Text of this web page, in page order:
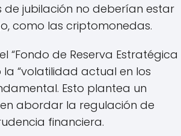
jubilación no deberían estar
como las criptomonedas.
“Fondo de Reserva Estratégica
la “volatilidad actual en los
Esto plantea un
abordar la regulación de
financiera.